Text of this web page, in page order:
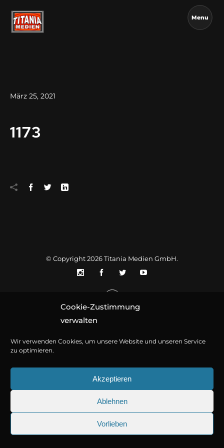
Cookie-Zustimmung
verwalten
Wir verwenden Cookies, um unsere Website und unseren Service
zu optimieren.
Akzeptieren
Ablehnen
Vorlieben
Menu
März 25, 2021
1173
© Copyright 2026Titania Medien GmbH.